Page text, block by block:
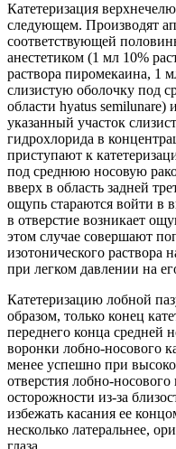
Катетеризация
следующем. Производят
соответствующей
анестетиком (1 мл 10%
раствора пиромекаина, 1
слизистую оболочку под
области hyatus
указанный участок
гидрохлорида в
приступают к
под среднюю носовую
вверх в область задней
ощупь стараются войти в
в отверстие возникает
этом случае совершают
изотонического
при легком давлении на
Катетеризацию лобной
образом, только конец
переднего конца средней
воронки лобно-носового
менее успешно при
отверстия лобно-
осторожности из-за
избежать касания ее
несколько латеральнее,